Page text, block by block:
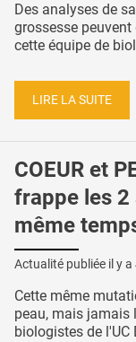
Des analyses de
grossesse
cette équipe de
LIRE LA SUITE
COEUR et
frappe les 2
même
Actualité publiée il y a
Cette même
peau, mais jamais
biologistes de